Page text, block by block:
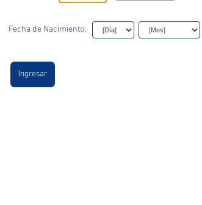
Fecha de Nacimiento: